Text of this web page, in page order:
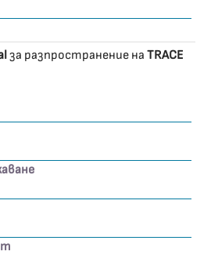
за разпространение на TRACE